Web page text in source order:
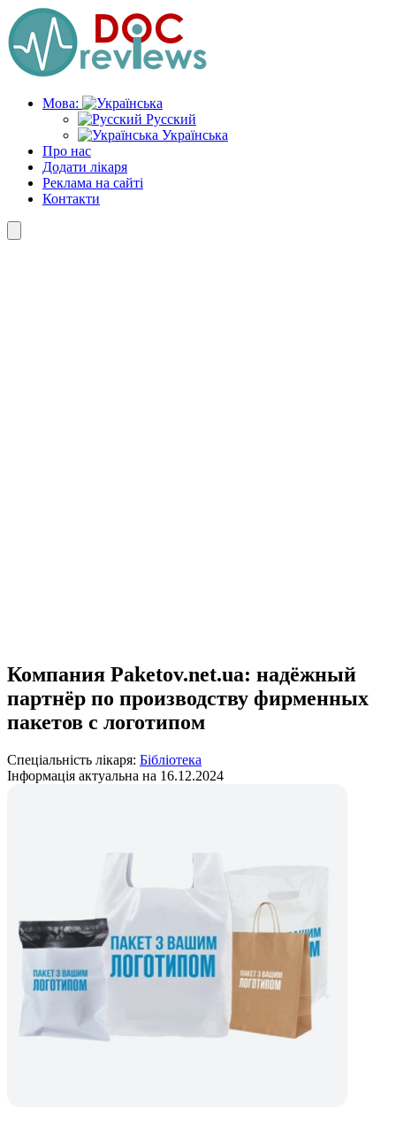
Skip
to
the
content
Мова:
Русский
Українська
Про нас
Додати лікаря
Реклама на сайті
Контакти
Компания Paketov.net.ua: надёжный
партнёр по производству фирменных
пакетов с логотипом
Спеціальність лікаря: Бібліотека
Інформація актуальна на 16.12.2024